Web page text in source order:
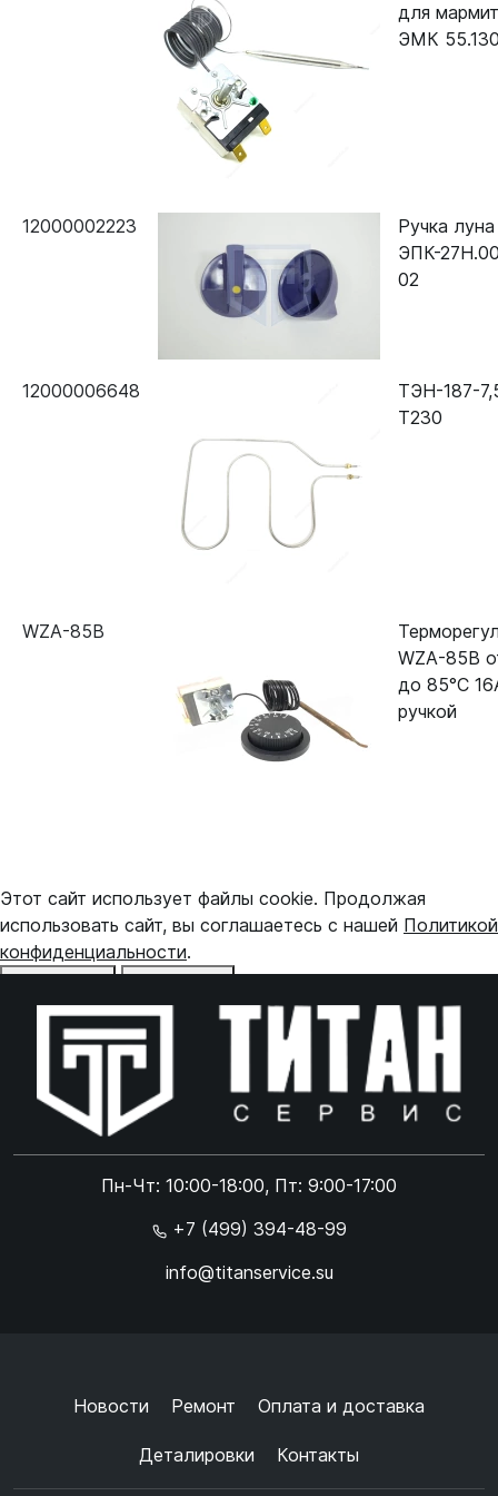
для
ЭМК
12000002223
Ручка луна
ЭПК-
02
12000006648
ТЭН-187-
Т230
WZA-85B
WZA-85B
до 85°С
ручкой
Пн-Чт: 10:00-18:00, Пт: 9:00-17:00
+7 (499) 394-48-99
info@titanservice.su
Новости Ремонт Оплата и доставка
Деталировки Контакты
Этот сайт использует файлы cookie. Продолжая
использовать сайт, вы соглашаетесь с нашей Политикой
конфиденциальности.
Online чат
Online чат